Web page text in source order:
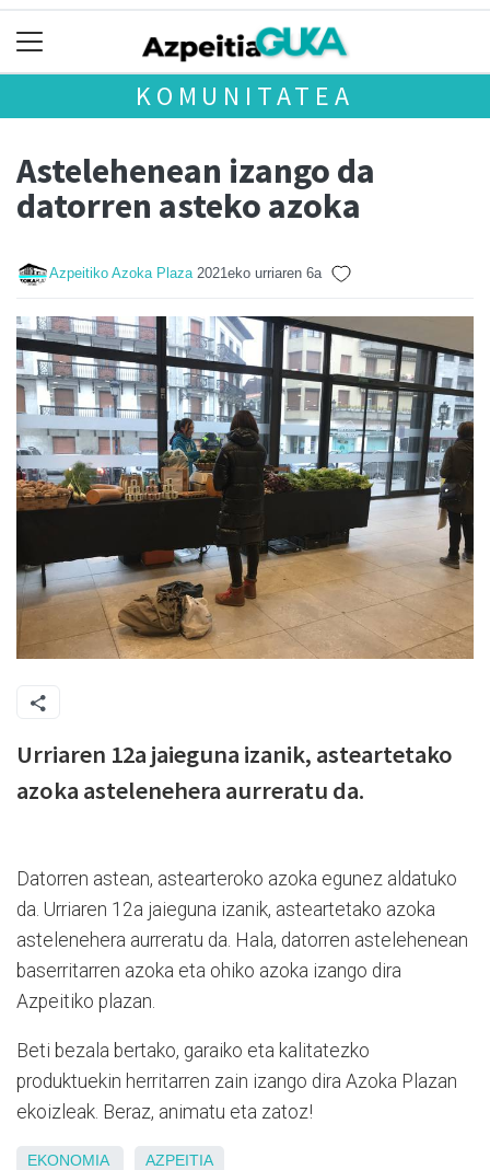
KOMUNITATEA
Astelehenean izango da
datorren asteko azoka
Azpeitiko Azoka Plaza 2021eko urriaren 6a
Urriaren 12a jaieguna izanik, asteartetako
azoka astelenehera aurreratu da.
Datorren astean, astearteroko azoka egunez aldatuko
da. Urriaren 12a jaieguna izanik, asteartetako azoka
astelenehera aurreratu da. Hala, datorren astelehenean
baserritarren azoka eta ohiko azoka izango dira
Azpeitiko plazan.
Beti bezala bertako, garaiko eta kalitatezko
produktuekin herritarren zain izango dira Azoka Plazan
ekoizleak. Beraz, animatu eta zatoz!
EKONOMIA AZPEITIA